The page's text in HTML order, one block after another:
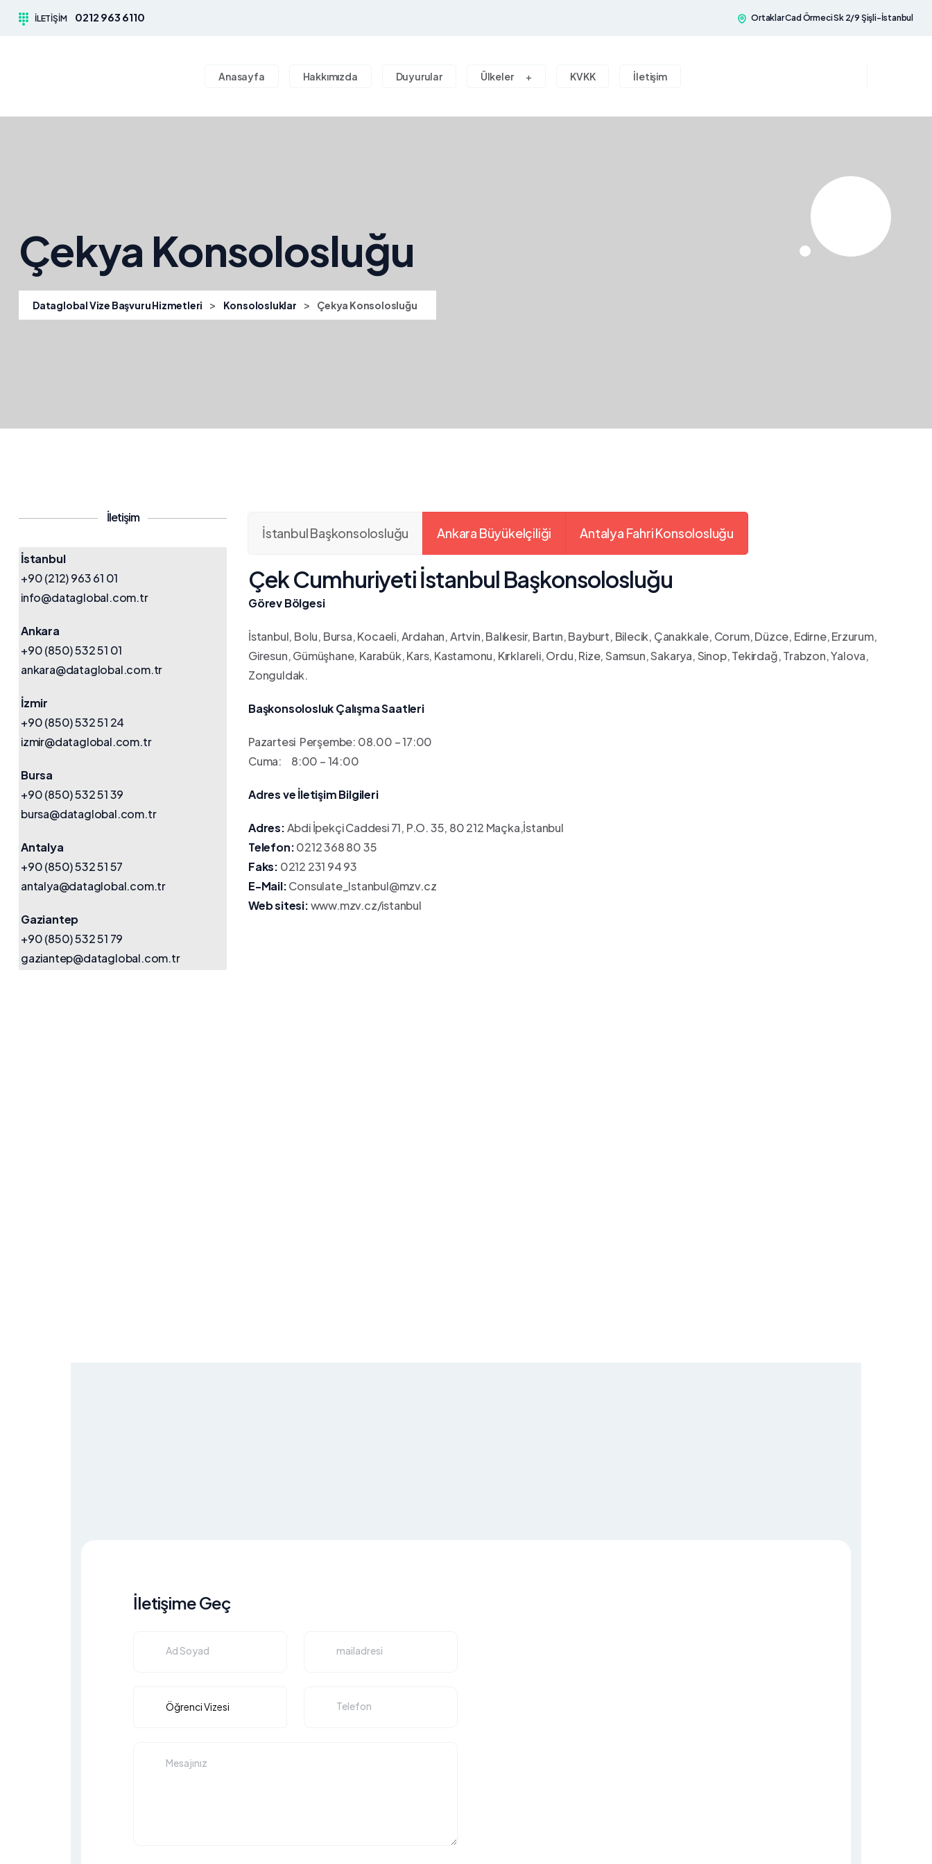
İLETIŞIM 0212 963 6110 Ortaklar Cad Örmeci Sk 2/9 Şişli-İstanbul
Anasayfa Hakkımızda Duyurular Ülkeler KVKK İletişim
Çekya Konsolosluğu
Dataglobal Vize Başvuru Hizmetleri > Konsolosluklar > Çekya Konsolosluğu
İletişim
İstanbul
+90 (212) 963 61 01
info@dataglobal.com.tr
Ankara
+90 (850) 532 51 01
ankara@dataglobal.com.tr
İzmir
+90 (850) 532 51 24
izmir@dataglobal.com.tr
Bursa
+90 (850) 532 51 39
bursa@dataglobal.com.tr
Antalya
+90 (850) 532 51 57
antalya@dataglobal.com.tr
Gaziantep
+90 (850) 532 51 79
gaziantep@dataglobal.com.tr
İstanbul Başkonsolosluğu Ankara Büyükelçiliği Antalya Fahri Konsolosluğu
Çek Cumhuriyeti İstanbul Başkonsolosluğu
Görev Bölgesi
İstanbul, Bolu, Bursa, Kocaeli, Ardahan, Artvin, Balıkesir, Bartın, Bayburt, Bilecik, Çanakkale, Corum, Düzce, Edirne, Erzurum,
Giresun, Gümüşhane, Karabük, Kars, Kastamonu, Kırklareli, Ordu, Rize, Samsun, Sakarya, Sinop, Tekirdağ, Trabzon, Yalova,
Zonguldak.
Başkonsolosluk Çalışma Saatleri
Pazartesi Perşembe: 08.00 – 17:00
Cuma: 8:00 – 14:00
Adres ve İletişim Bilgileri
Adres:Abdi İpekçi Caddesi 71, P.O. 35, 80 212 Maçka,İstanbul
Telefon:0212 368 80 35
Faks: 0212 231 94 93
E-Mail:Consulate_Istanbul@mzv.cz
Web sitesi:www.mzv.cz/istanbul
İletişime Geç